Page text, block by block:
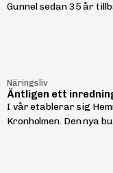
Gunnel sedan 35 år
Näringsliv
Äntligen ett
I vår etablerar sig
Kronholmen. Den nya